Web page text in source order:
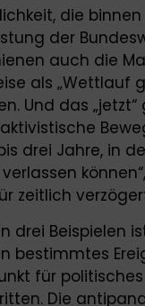
die
der
auch die
als „Wettlauf
Und das
drei Jahre, in
zeitlich
drei Beispielen
bestimmtes
für
Die